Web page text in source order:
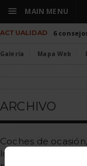
ACTUALIDAD 6
Galería Mapa Web
ARCHIVO
Coches de
los neumáticos
☰ MAIN MENU